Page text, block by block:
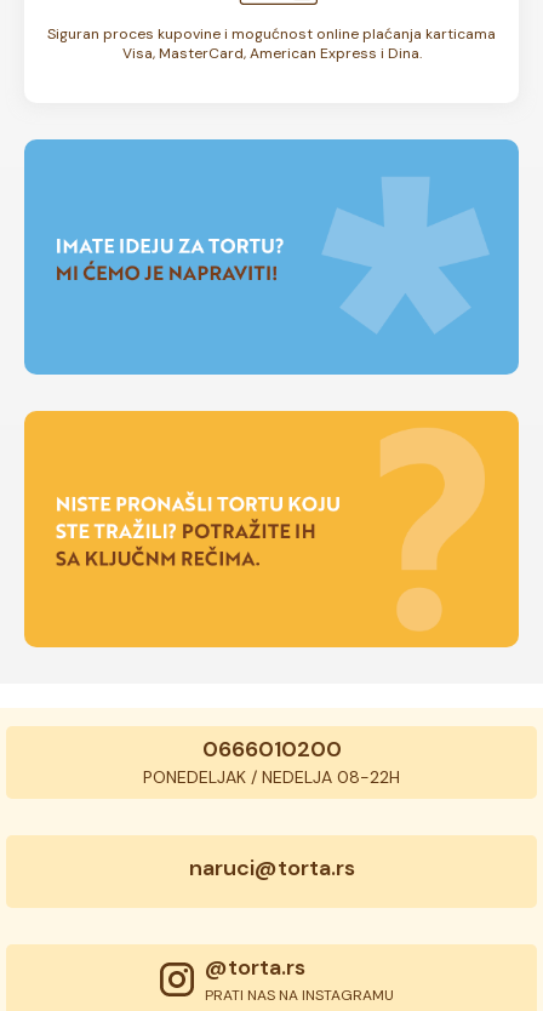
Siguran proces kupovine i mogućnost online plaćanja karticama
Visa, MasterCard, American Express i Dina.
0666010200
PONEDELJAK / NEDELJA 08-22H
naruci@torta.rs
@torta.rs
PRATI NAS NA INSTAGRAMU